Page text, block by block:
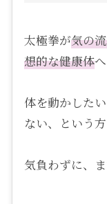
太極拳が気の
想的な健康体
体を動かした
ない、という
気負わずに、